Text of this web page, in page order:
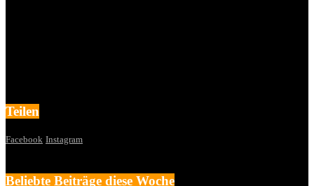
Teilen
Facebook Instagram
Beliebte Beiträge diese Woche